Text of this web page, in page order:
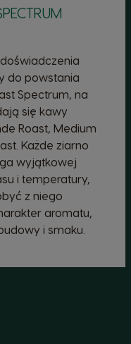
do powstania
Spectrum, na
się kawy
Roast, Medium
Każde ziarno
wyjątkowej
i temperatury,
z niego
aromatu,
i smaku.